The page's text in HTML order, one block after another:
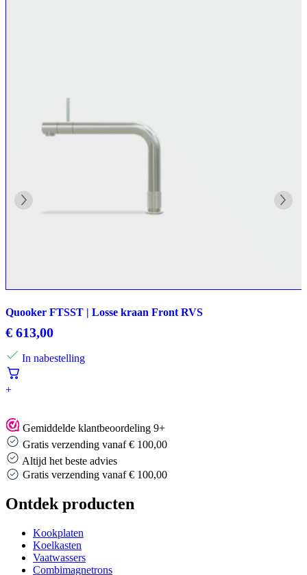
Quooker FTSST | Losse kraan Front RVS
€ 613,00
In nabestelling
+
Gemiddelde klantbeoordeling 9+
Gratis verzending vanaf € 100,00
Altijd het beste advies
verzending vanaf € 100,00
Ontdek producten
Kookplaten
Koelkasten
Vaatwassers
Combimagnetrons